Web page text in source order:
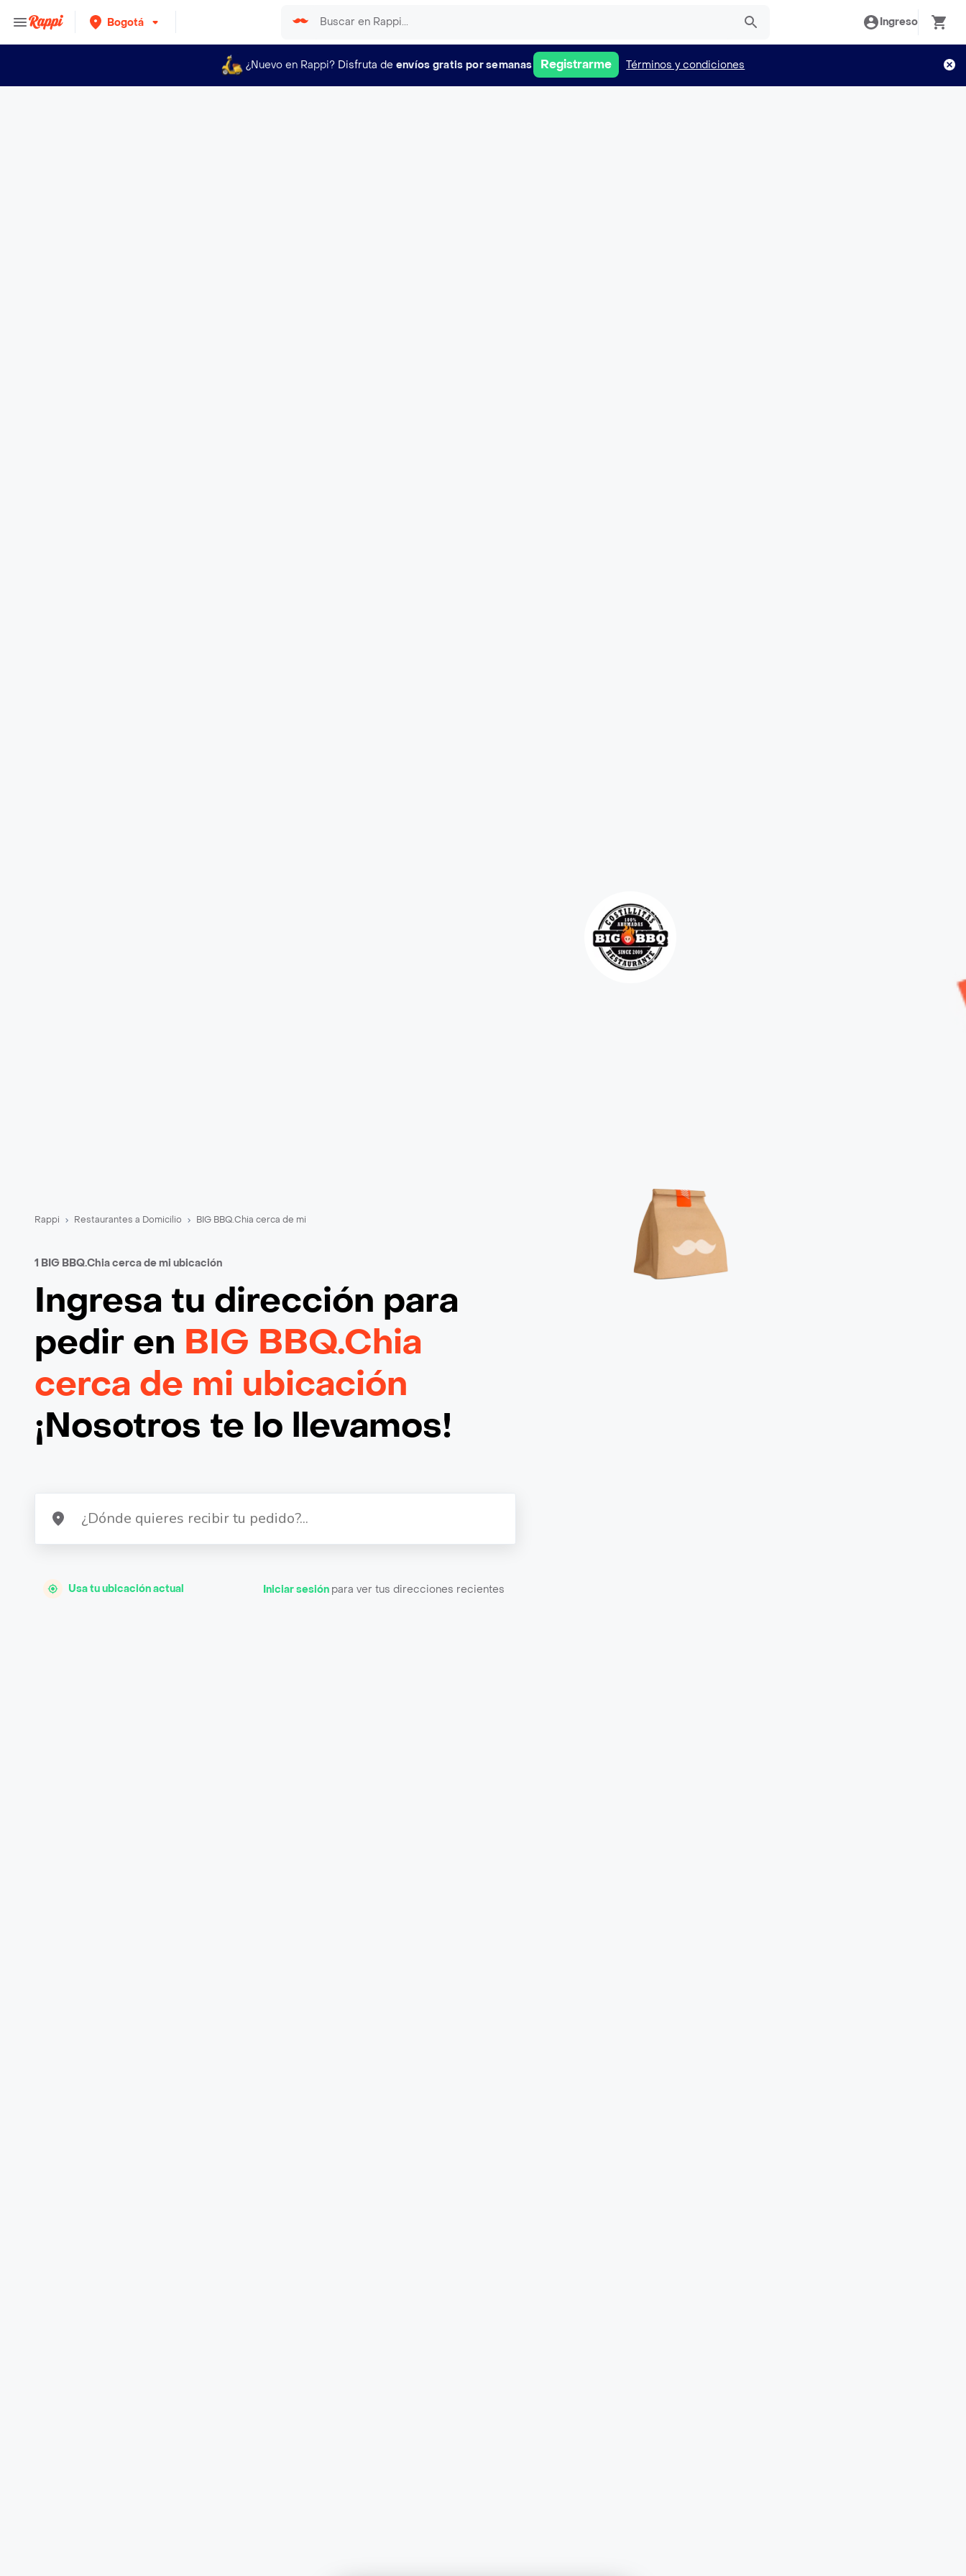
Bogotá Ingreso
¿Nuevo en Rappi? Disfruta de envíos gratis por semanas Registrarme Términos y condiciones
Rappi Restaurantes a Domicilio BIG BBQ.Chia cerca de mi
1 BIG BBQ.Chia cerca de mi ubicación
Ingresa tu dirección para
pedir en BIG BBQ.Chia
cerca de mi ubicación
¡Nosotros te lo llevamos!
Usa tu ubicación actual Iniciar sesión para ver tus direcciones recientes